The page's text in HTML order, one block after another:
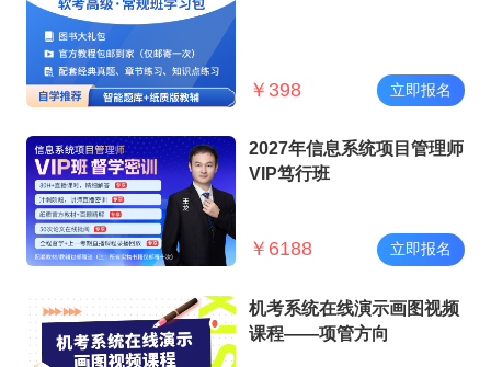
￥ 398 立即报名
2027年信息系统项目管理师
VIP笃行班
￥ 6188 立即报名
机考系统在线演示画图视频
课程——项管方向